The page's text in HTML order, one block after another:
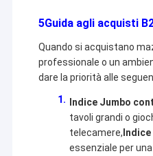
5Guida agli acquisti
Quando si acquistano
professionale o un
dare la priorità alle
Indice Jumbo
tavoli grandi o
telecamere,
essenziale per